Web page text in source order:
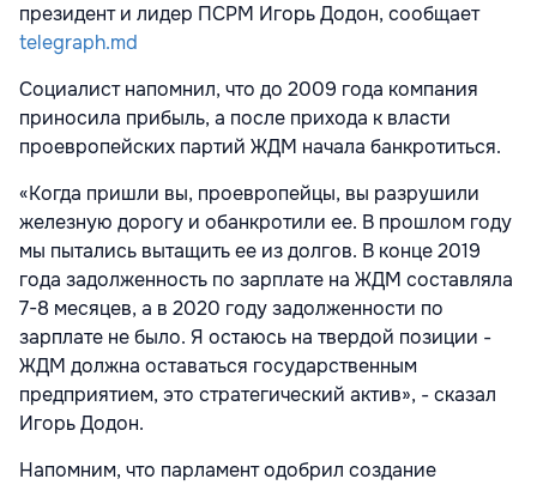
президент и лидер ПСРМ Игорь Додон, сообщает
telegraph.md
Социалист напомнил, что до 2009 года компания
приносила прибыль, а после прихода к власти
проевропейских партий ЖДМ начала банкротиться.
«Когда пришли вы, проевропейцы, вы разрушили
железную дорогу и обанкротили ее. В прошлом году
мы пытались вытащить ее из долгов. В конце 2019
года задолженность по зарплате на ЖДМ составляла
7-8 месяцев, а в 2020 году задолженности по
зарплате не было. Я остаюсь на твердой позиции -
ЖДМ должна оставаться государственным
предприятием, это стратегический актив», - сказал
Игорь Додон.
Напомним, что парламент одобрил создание